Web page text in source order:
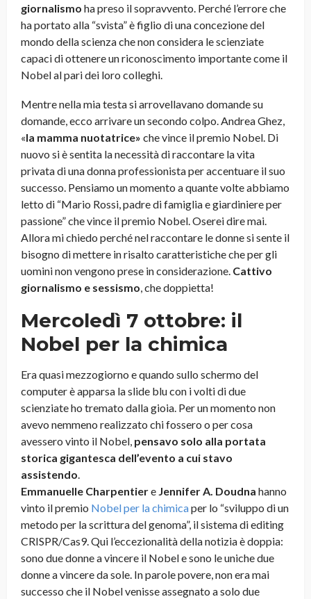
giornalismo ha preso il sopravvento. Perché l’errore che
ha portato alla “svista” è figlio di una concezione del
mondo della scienza che non considera le scienziate
capaci di ottenere un riconoscimento importante come il
Nobel al pari dei loro colleghi.
Mentre nella mia testa si arrovellavano domande su
domande, ecco arrivare un secondo colpo. Andrea Ghez,
«la mamma nuotatrice» che vince il premio Nobel. Di
nuovo si è sentita la necessità di raccontare la vita
privata di una donna professionista per accentuare il suo
successo. Pensiamo un momento a quante volte abbiamo
letto di “Mario Rossi, padre di famiglia e giardiniere per
passione” che vince il premio Nobel. Oserei dire mai.
Allora mi chiedo perché nel raccontare le donne si sente il
bisogno di mettere in risalto caratteristiche che per gli
uomini non vengono prese in considerazione. Cattivo
giornalismo e sessismo , che doppietta!
Mercoledì 7 ottobre: il
Nobel per la chimica
Era quasi mezzogiorno e quando sullo schermo del
computer è apparsa la slide blu con i volti di due
scienziate ho tremato dalla gioia. Per un momento non
avevo nemmeno realizzato chi fossero o per cosa
avessero vinto il Nobel, pensavo solo alla portata
storica gigantesca dell’evento a cui stavo
assistendo
Emmanuelle Charpentiere Jennifer A. Doudna hanno
vinto il premio Nobel per la chimicaper lo “sviluppo di un
metodo per la scrittura del genoma”, il sistema di editing
CRISPR/Cas9. Qui l’eccezionalità della notizia è doppia:
sono due donne a vincere il Nobel e sono le uniche due
donne a vincere da sole. In parole povere, non era mai
successo che il Nobel venisse assegnato a solo due